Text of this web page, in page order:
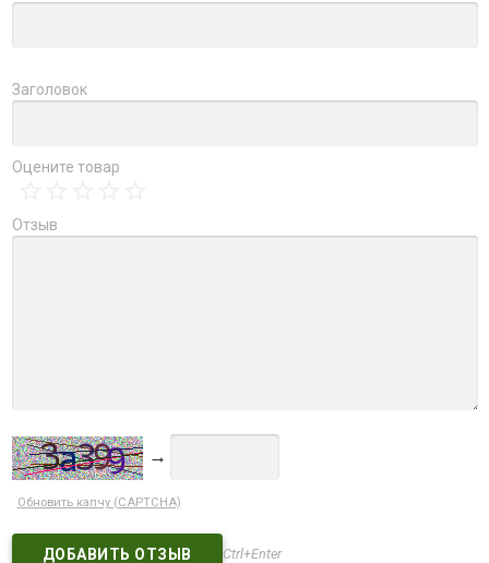
Заголовок
Оцените товар
Отзыв
→
Обновить капчу (CAPTCHA)
Ctrl+Enter